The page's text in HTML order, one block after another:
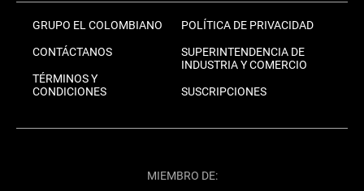
GRUPO EL COLOMBIANO
CONTÁCTANOS
TÉRMINOS Y
CONDICIONES
POLÍTICA DE PRIVACIDAD
SUPERINTENDENCIA DE
INDUSTRIA Y COMERCIO
SUSCRIPCIONES
MIEMBRO DE: